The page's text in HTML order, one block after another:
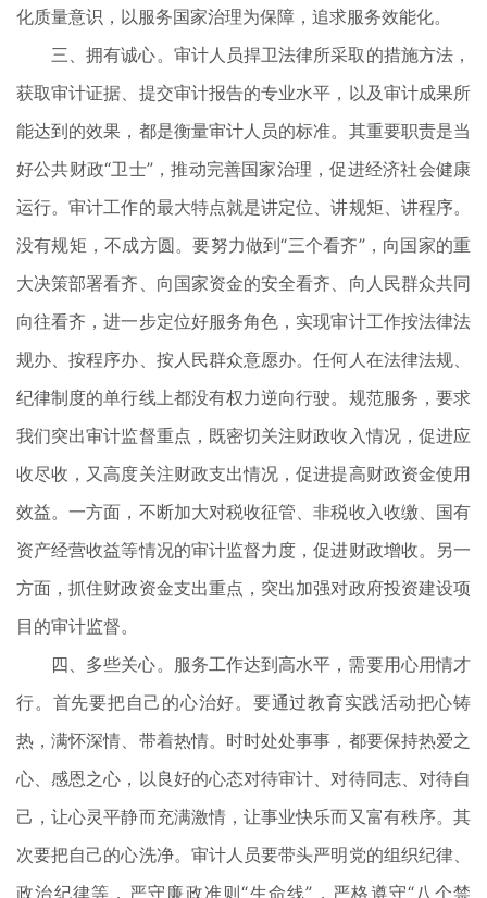
化质量意识，以服务国家治理为保障，追求服务效能化。
三、拥有诚心。审计人员捍卫法律所采取的措施方法，
获取审计证据、提交审计报告的专业水平，以及审计成果所
能达到的效果，都是衡量审计人员的标准。其重要职责是当
好公共财政“卫士”，推动完善国家治理，促进经济社会健康
运行。审计工作的最大特点就是讲定位、讲规矩、讲程序。
没有规矩，不成方圆。要努力做到“三个看齐”，向国家的重
大决策部署看齐、向国家资金的安全看齐、向人民群众共同
向往看齐，进一步定位好服务角色，实现审计工作按法律法
规办、按程序办、按人民群众意愿办。任何人在法律法规、
纪律制度的单行线上都没有权力逆向行驶。规范服务，要求
我们突出审计监督重点，既密切关注财政收入情况，促进应
收尽收，又高度关注财政支出情况，促进提高财政资金使用
效益。一方面，不断加大对税收征管、非税收入收缴、国有
资产经营收益等情况的审计监督力度，促进财政增收。另一
方面，抓住财政资金支出重点，突出加强对政府投资建设项
目的审计监督。
四、多些关心。服务工作达到高水平，需要用心用情才
行。首先要把自己的心治好。要通过教育实践活动把心铸
热，满怀深情、带着热情。时时处处事事，都要保持热爱之
心、感恩之心，以良好的心态对待审计、对待同志、对待自
己，让心灵平静而充满激情，让事业快乐而又富有秩序。其
次要把自己的心洗净。审计人员要带头严明党的组织纪律、
政治纪律等，严守廉政准则“生命线”，严格遵守“八个禁